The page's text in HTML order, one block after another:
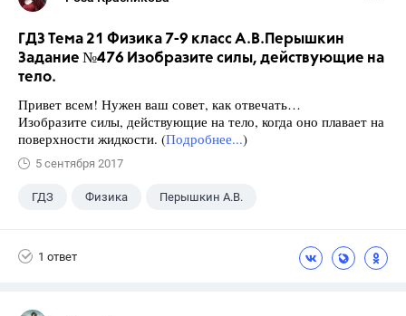
ГДЗ Тема 21 Физика 7-9 класс А.В.Перышкин
Задание №476 Изобразите силы, действующие на
тело.
Привет всем! Нужен ваш совет, как отвечать…
Изобразите силы, действующие на тело, когда оно плавает на
поверхности жидкости. (Подробнее...)
5 сентября 2017
ГДЗ Физика Перышкин А.В.
1 ответ